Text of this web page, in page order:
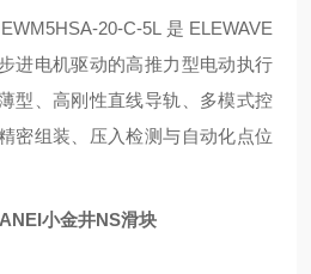
20-C-5L 是 ELEWAVE
进电机驱动的高推力型电动执行
型、高刚性直线导轨、多模式控
密组装、压入检测与自动化点位
小金井NS滑块